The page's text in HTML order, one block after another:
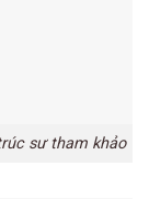
sư tham khảo